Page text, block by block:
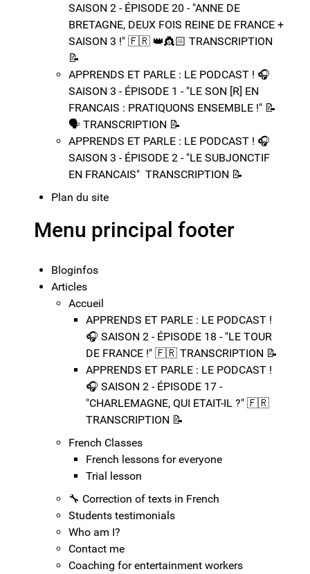
SAISON 2 - ÉPISODE 20 - "ANNE DE
BRETAGNE, DEUX FOIS REINE DE FRANCE +
SAISON 3 !"​ 🇫🇷 👑​👸🏻​​ TRANSCRIPTION
📝​
APPRENDS ET PARLE : LE PODCAST ! 🎧
SAISON 3 - ÉPISODE 1 - "LE SON [R] EN
FRANCAIS : PRATIQUONS ENSEMBLE !" 📝​
🗣️​​​​ TRANSCRIPTION 📝​
APPRENDS ET PARLE : LE PODCAST ! 🎧
SAISON 3 - ÉPISODE 2 - "LE SUBJONCTIF
EN FRANCAIS" ​​​​ TRANSCRIPTION 📝​
Plan du site
Menu principal footer
Bloginfos
Articles
Accueil
APPRENDS ET PARLE : LE PODCAST !
🎧 SAISON 2 - ÉPISODE 18 - "LE TOUR
DE FRANCE !"​ 🇫🇷​ TRANSCRIPTION 📝​
APPRENDS ET PARLE : LE PODCAST !
🎧 SAISON 2 - ÉPISODE 17 -
"CHARLEMAGNE, QUI ETAIT-IL ?"​ 🇫🇷​
TRANSCRIPTION 📝​
French Classes
French lessons for everyone
Trial lesson
🔧​ Correction of texts in French
Students testimonials
Who am I?
Contact me
Coaching for entertainment workers